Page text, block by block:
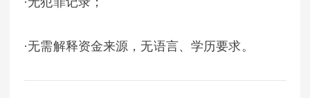
·无需解释资金来源，无语言、学历要求。